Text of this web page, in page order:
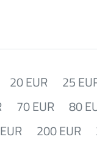
20 EUR 25
70 EUR 80
200 EUR